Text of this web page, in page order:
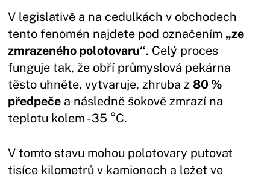
V legislativě a na cedulkách v obchodech
tento fenomén najdete pod označením „ze
zmrazeného polotovaru“. Celý proces
funguje tak, že obří průmyslová pekárna
těsto uhněte, vytvaruje, zhruba z 80 %
předpeče a následně šokově zmrazí na
teplotu kolem -35 °C.
V tomto stavu mohou polotovary putovat
tisíce kilometrů v kamionech a ležet ve